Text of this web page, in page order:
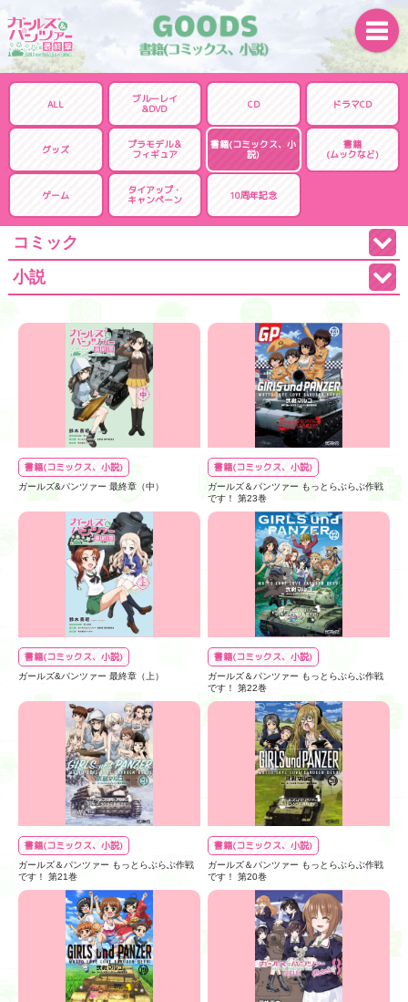
ALL ブルーレイ
&DVD CD ドラマCD
グッズ プラモデル＆
フィギュア
書籍(コミックス、小
説)
書籍
(ムックなど)
ゲーム タイアップ・
キャンペーン 10周年記念
コミック
小説
書籍(コミックス、小説)
ガールズ&パンツァー 最終章（中）
書籍(コミックス、小説)
ガールズ＆パンツァー もっとらぶらぶ作戦
です！ 第23巻
書籍(コミックス、小説)
ガールズ&パンツァー 最終章（上）
書籍(コミックス、小説)
ガールズ＆パンツァー もっとらぶらぶ作戦
です！ 第22巻
書籍(コミックス、小説)
ガールズ＆パンツァー もっとらぶらぶ作戦
です！ 第21巻
書籍(コミックス、小説)
ガールズ＆パンツァー もっとらぶらぶ作戦
です！ 第20巻